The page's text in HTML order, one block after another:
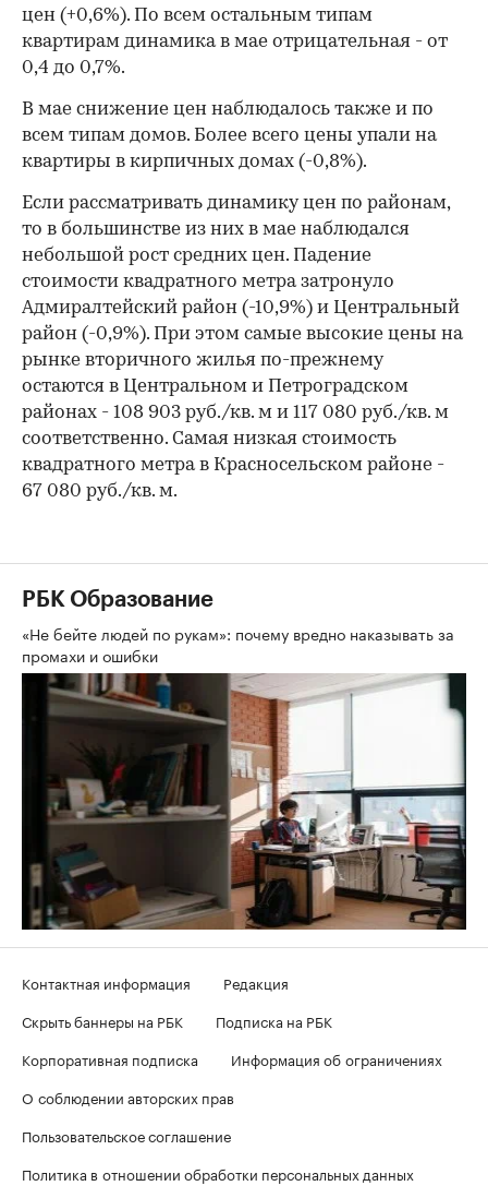
цен (+0,6%). По всем остальным типам
квартирам динамика в мае отрицательная - от
0,4 до 0,7%.
В мае снижение цен наблюдалось также и по
всем типам домов. Более всего цены упали на
квартиры в кирпичных домах (-0,8%).
Если рассматривать динамику цен по районам,
то в большинстве из них в мае наблюдался
небольшой рост средних цен. Падение
стоимости квадратного метра затронуло
Адмиралтейский район (-10,9%) и Центральный
район (-0,9%). При этом самые высокие цены на
рынке вторичного жилья по-прежнему
остаются в Центральном и Петроградском
районах - 108 903 руб./кв. м и 117 080 руб./кв. м
соответственно. Самая низкая стоимость
квадратного метра в Красносельском районе -
67 080 руб./кв. м.
РБК Образование
«Не бейте людей по рукам»: почему вредно наказывать за
промахи и ошибки
Контактная информация
Редакция
Скрыть баннеры на РБК
Подписка на РБК
Корпоративная подписка
Информация об ограничениях
О соблюдении авторских прав
Пользовательское соглашение
Политика в отношении обработки персональных данных